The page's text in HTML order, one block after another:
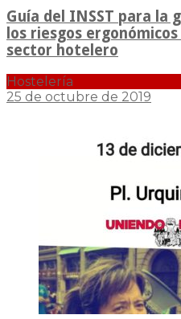
Guía del INSST para la
los riesgos
sector hotelero
Hostelería
25 de octubre de 2019